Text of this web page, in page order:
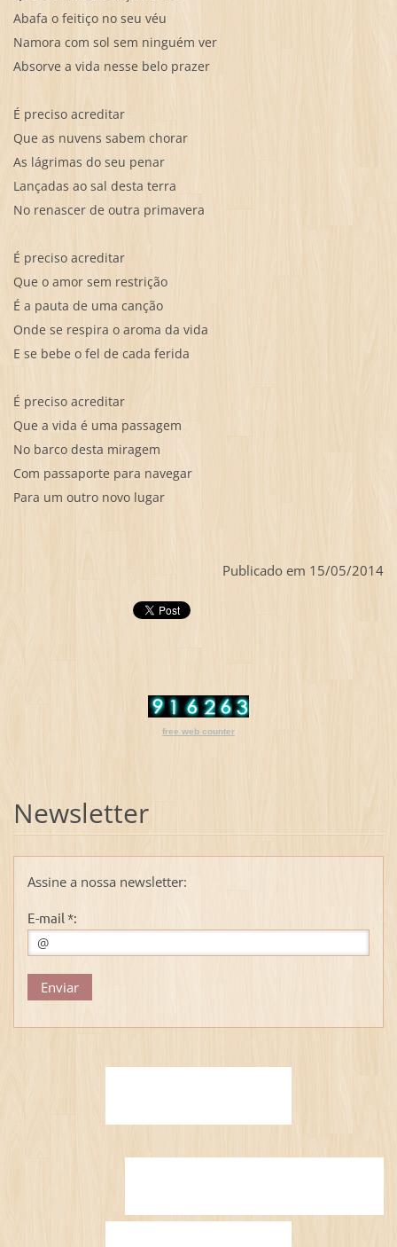
Abafa o feitiço no seu véu
Namora com sol sem ninguém ver
Absorve a vida nesse belo prazer
É preciso acreditar
Que as nuvens sabem chorar
As lágrimas do seu penar
Lançadas ao sal desta terra
No renascer de outra primavera
É preciso acreditar
Que o amor sem restrição
É a pauta de uma canção
Onde se respira o aroma da vida
E se bebe o fel de cada ferida
É preciso acreditar
Que a vida é uma passagem
No barco desta miragem
Com passaporte para navegar
Para um outro novo lugar
Publicado em 15/05/2014
free web counter
Newsletter
Assine a nossa newsletter:
E-mail *: